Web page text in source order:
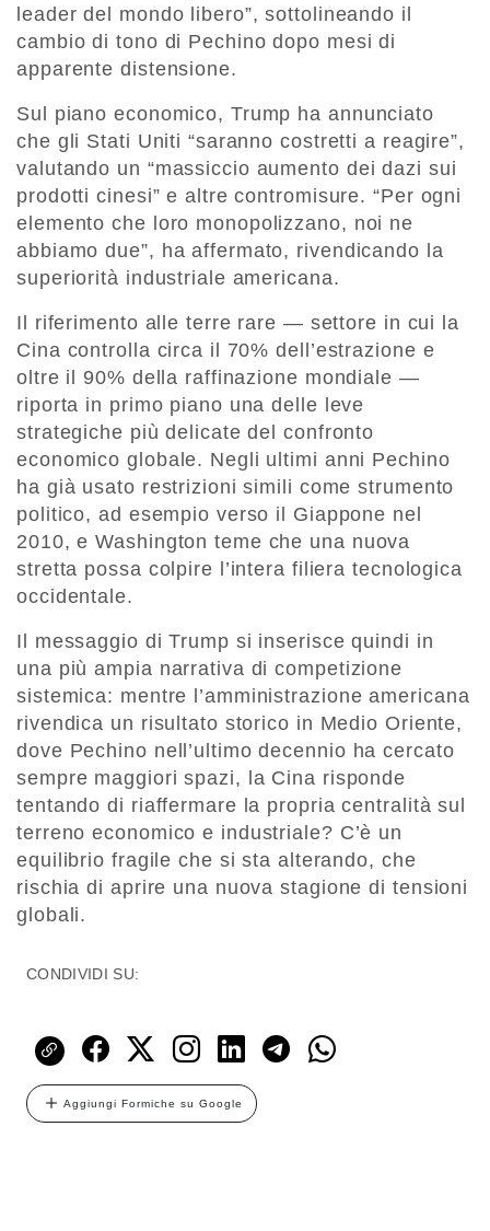
leader del mondo libero”, sottolineando il
cambio di tono di Pechino dopo mesi di
apparente distensione.
Sul piano economico, Trump ha annunciato
che gli Stati Uniti “saranno costretti a reagire”,
valutando un “massiccio aumento dei dazi sui
prodotti cinesi” e altre contromisure. “Per ogni
elemento che loro monopolizzano, noi ne
abbiamo due”, ha affermato, rivendicando la
superiorità industriale americana.
Il riferimento alle terre rare — settore in cui la
Cina controlla circa il 70% dell’estrazione e
oltre il 90% della raffinazione mondiale —
riporta in primo piano una delle leve
strategiche più delicate del confronto
economico globale. Negli ultimi anni Pechino
ha già usato restrizioni simili come strumento
politico, ad esempio verso il Giappone nel
2010, e Washington teme che una nuova
stretta possa colpire l’intera filiera tecnologica
occidentale.
Il messaggio di Trump si inserisce quindi in
una più ampia narrativa di competizione
sistemica: mentre l’amministrazione americana
rivendica un risultato storico in Medio Oriente,
dove Pechino nell’ultimo decennio ha cercato
sempre maggiori spazi, la Cina risponde
tentando di riaffermare la propria centralità sul
terreno economico e industriale? C’è un
equilibrio fragile che si sta alterando, che
rischia di aprire una nuova stagione di tensioni
globali.
CONDIVIDI SU:
Aggiungi Formiche su Google